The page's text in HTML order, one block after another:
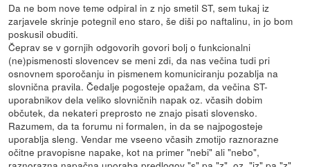
Da ne bom nove teme odpiral in z njo smetil ST, sem tukaj iz
zarjavele skrinje potegnil eno staro, še diši po naftalinu, in jo bom
poskusil obuditi.
Čeprav se v gornjih odgovorih govori bolj o funkcionalni
(ne)pismenosti slovencev se meni zdi, da nas večina tudi pri
osnovnem sporočanju in pismenem komuniciranju pozablja na
slovnična pravila. Čedalje pogosteje opažam, da večina ST-
uporabnikov dela veliko slovničnih napak oz. včasih dobim
občutek, da nekateri preprosto ne znajo pisati slovensko.
Razumem, da ta forumu ni formalen, in da se najpogosteje
uporablja sleng. Vendar me vseeno včasih zmotijo raznorazne
očitne pravopisne napake, kot na primer "nebi" ali "nebo",